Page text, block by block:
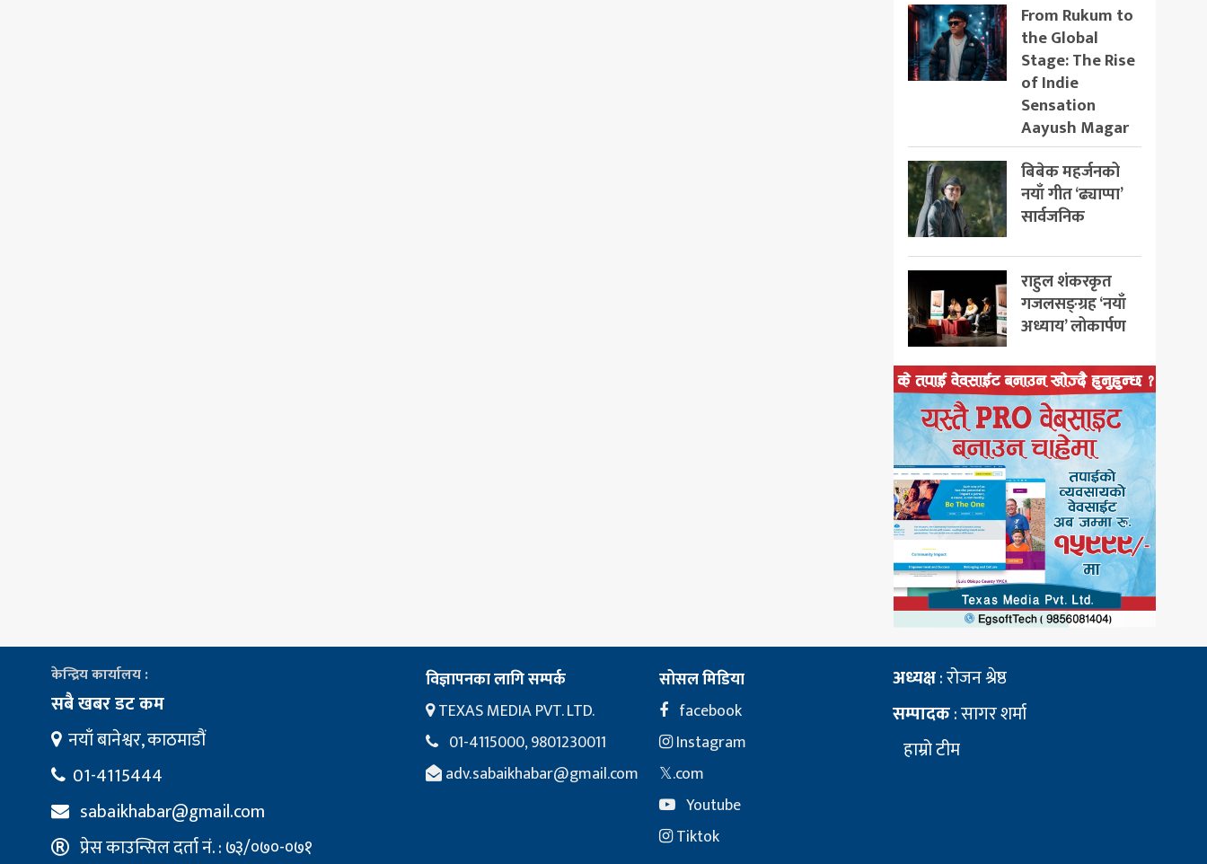
From Rukum to
the Global
Stage: The Rise
of Indie
Sensation
Aayush Magar
बिबेक महर्जनको
नयाँ गीत ‘ढ्याप्पा’
सार्वजनिक
राहुल शंकरकृत
गजलसङ्ग्रह ‘नयाँ
अध्याय’ लोकार्पण
केन्द्रिय कार्यालय :
सबै खबर डट कम
नयाँ बानेश्वर, काठमाडौं
01-4115444
sabaikhabar@gmail.com
प्रेस काउन्सिल दर्ता नं. : ७३/०७०-०७१
विज्ञापनका लागि सम्पर्क
TEXAS MEDIA PVT. LTD.
01-4115000, 9801230011
adv.sabaikhabar@gmail.com
सोसल मिडिया
facebook
Instagram
𝕏.com
Youtube
Tiktok
अध्यक्ष: रोजन श्रेष्ठ
सम्पादक: सागर शर्मा
हाम्रो टीम